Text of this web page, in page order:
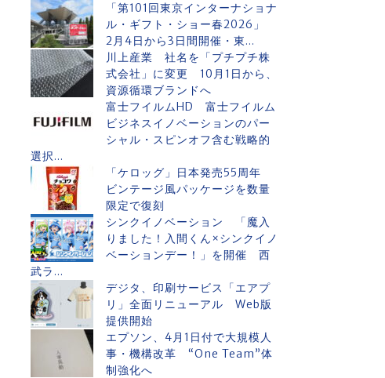
「第101回東京インターナショナ
ル・ギフト・ショー春2026」
2月4日から3日間開催・東...
川上産業 社名を「プチプチ株
式会社」に変更 10月1日から、
資源循環ブランドへ
富士フイルムHD 富士フイルム
ビジネスイノベーションのパー
シャル・スピンオフ含む戦略的
選択...
「ケロッグ」日本発売55周年
ビンテージ風パッケージを数量
限定で復刻
シンクイノベーション 「魔入
りました！入間くん×シンクイノ
ベーションデー！」を開催 西
武ラ...
デジタ、印刷サービス「エアプ
リ」全面リニューアル Web版
提供開始
エプソン、4月1日付で大規模人
事・機構改革 “One Team”体
制強化へ